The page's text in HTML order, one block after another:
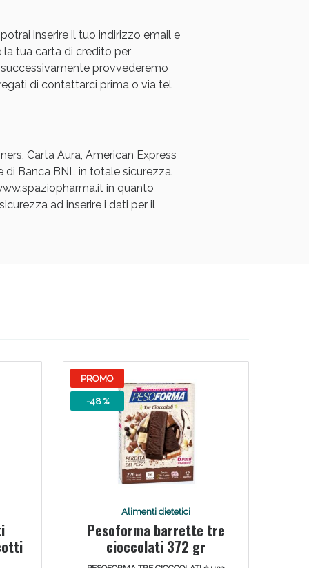
inserire il tuo indirizzo email e
la tua carta di credito per
provvederemo
di contattarci prima o via tel
Carta Aura, American Express
Banca BNL in totale sicurezza.
in quanto
ad inserire i dati per il
PROMO
-48 %
Alimenti dietetici
Pesoforma barrette tre
cioccolati 372 gr